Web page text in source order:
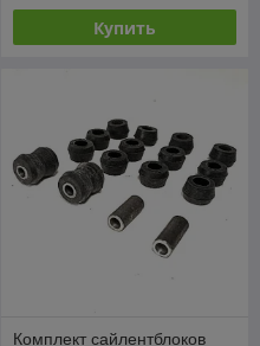
Купить
Комплект сайлентблоков